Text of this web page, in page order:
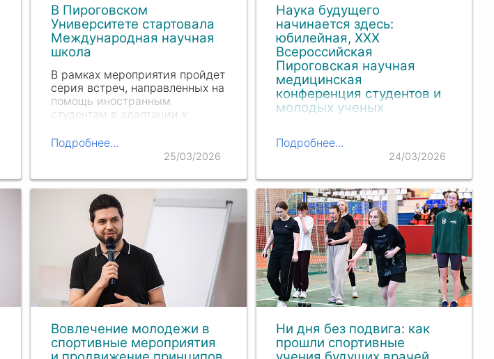
В Пироговском
Университете стартовала
Международная научная
школа
В рамках мероприятия пройдет
серия встреч, направленных на
помощь иностранным
студентам в адаптации к
среде Университета. Участники
Международной научной
заседаний студенческих…
Подробнее...
25/03/2026
Наука будущего
начинается здесь:
юбилейная, XXX
Всероссийская
Пироговская научная
медицинская
конференция студентов и
молодых ученых
объединило студентов и
молодых ученых, собравшихся
и идеями. Особую значимость
конференции придал тот факт,
что в этом году Пироговский
Университет отмечает свое
120-летие —…
Подробнее...
24/03/2026
Вовлечение молодежи в
спортивные мероприятия
Ни дня без подвига: как
прошли спортивные